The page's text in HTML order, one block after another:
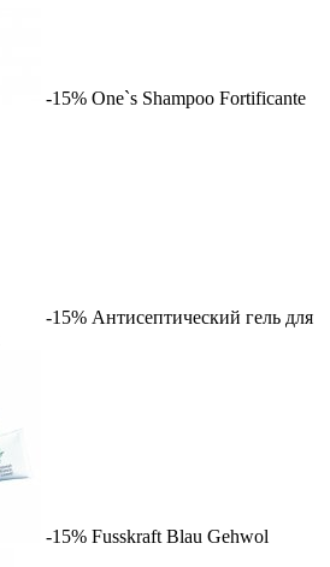
-15% One`s Shampoo Fortificante
-15% Антисептический гель для
-15% Fusskraft Blau Gehwol